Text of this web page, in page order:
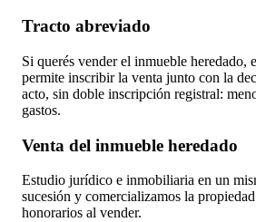
Tracto abreviado
Si querés vender el inmueble heredado,
permite inscribir la venta junto con la
acto, sin doble inscripción registral:
gastos.
Venta del inmueble heredado
Estudio jurídico e inmobiliaria en un
sucesión y comercializamos la
honorarios al vender.